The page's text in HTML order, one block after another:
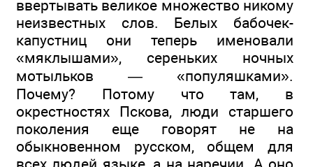
ввертывать великое множество никому
неизвестных слов. Белых бабочек-
капустниц они теперь именовали
«мяклышами», сереньких ночных
мотыльков — «популяшками».
Почему? Потому что там, в
окрестностях Пскова, люди старшего
поколения еще говорят не на
обыкновенном русском, общем для